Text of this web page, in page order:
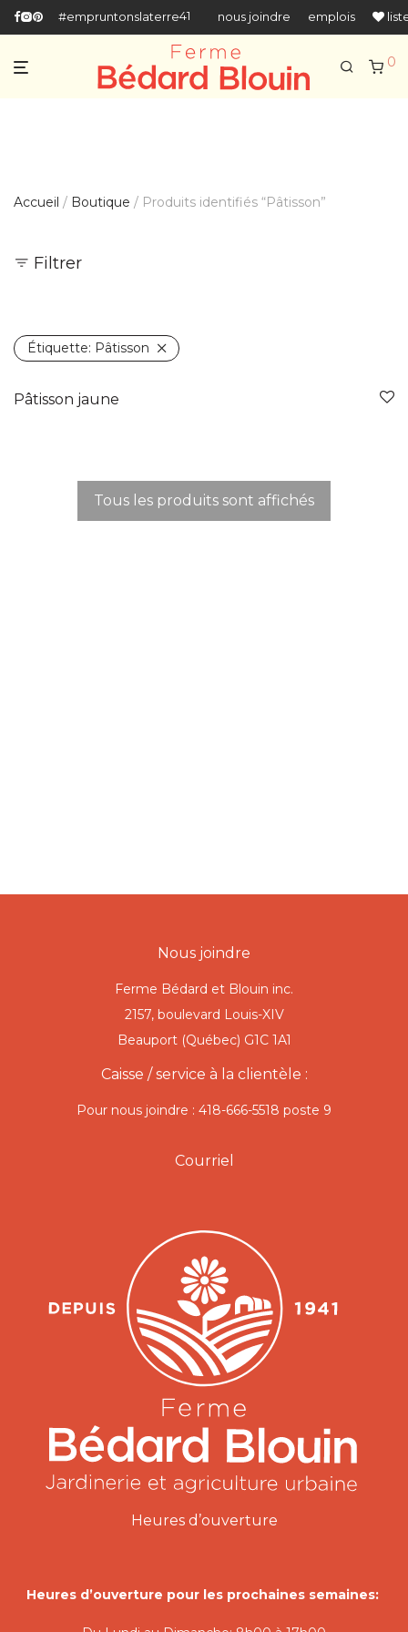
#empruntonslaterre418-666-5518nous joindre emplois
0
Accueil / Boutique / Produits identifiés “Pâtisson”
Filtrer
Étiquette: Pâtisson
Pâtisson jaune
Tous les produits sont affichés
Nous joindre
Ferme Bédard et Blouin inc.
2157, boulevard Louis-XIV
Beauport (Québec) G1C 1A1
Caisse / service à la clientèle :
Pour nous joindre : 418-666-5518 poste 9
Courriel
Heures d’ouverture
Heures d’ouverture pour les prochaines semaines: